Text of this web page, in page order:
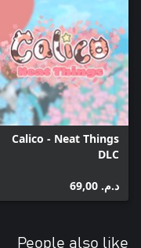
Calico - Neat Things
DLC
د.م.‏ 69,00
People also like